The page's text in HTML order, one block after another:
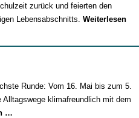
zurück und feierten den
Lebensabschnitts. Weiterlesen
Runde: Vom 16. Mai bis zum 5.
klimafreundlich mit dem
…